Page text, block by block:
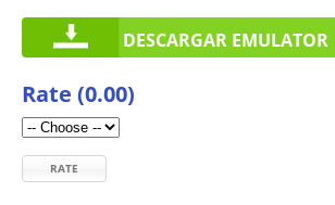
DESCARGAR EMULATOR
Rate (0.00)
RATE